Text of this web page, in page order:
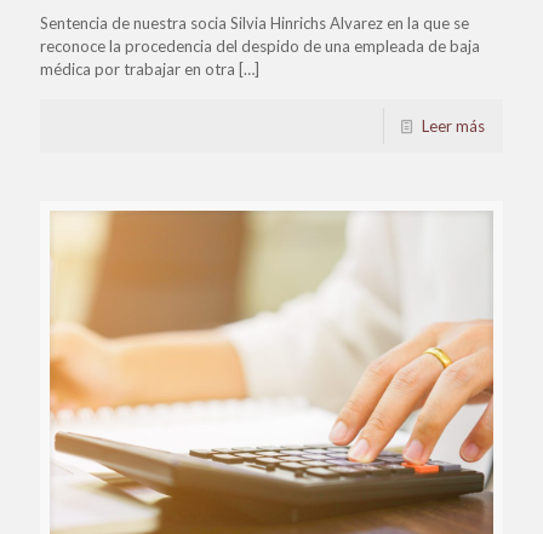
Sentencia de nuestra socia Silvia Hinrichs Alvarez en la que se
reconoce la procedencia del despido de una empleada de baja
médica por trabajar en otra […]
Leer más